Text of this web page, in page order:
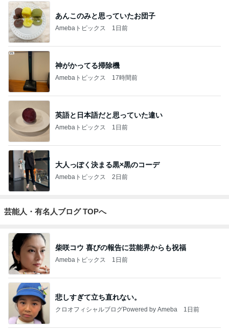
あんこのみと思っていたお団子
Amebaトピックス 1日前
神がかってる掃除機
Amebaトピックス 17時間前
英語と日本語だと思っていた違い
Amebaトピックス 1日前
大人っぽく決まる黒×黒のコーデ
Amebaトピックス 2日前
芸能人・有名人ブログ TOPへ
柴咲コウ 喜びの報告に芸能界からも祝福
Amebaトピックス 1日前
悲しすぎて立ち直れない。
クロオフィシャルブログPowered by Ameba 1日前